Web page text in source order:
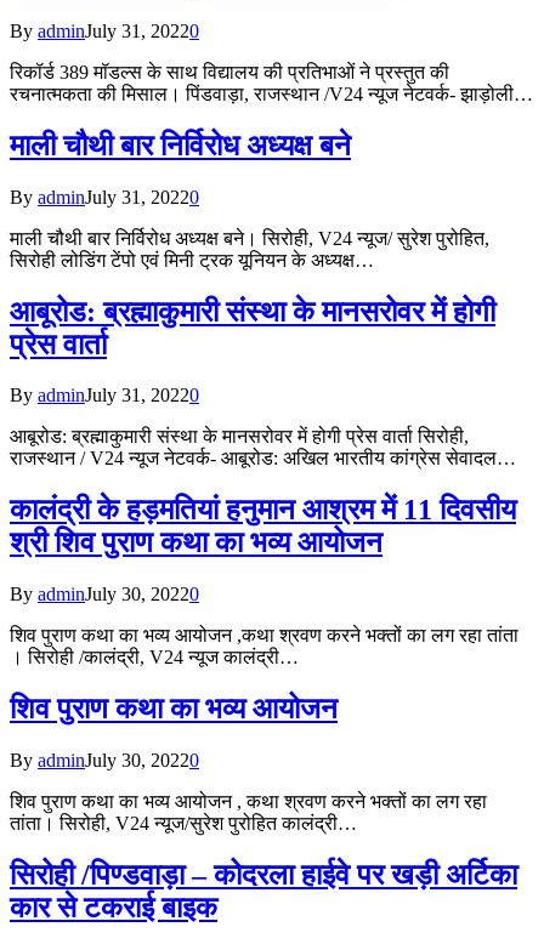
By adminJuly 31, 20220
रिकॉर्ड 389 मॉडल्स के साथ विद्यालय की प्रतिभाओं ने प्रस्तुत की
रचनात्मकता की मिसाल। पिंडवाड़ा, राजस्थान /V24 न्यूज नेटवर्क- झाड़ोली…
माली चौथी बार निर्विरोध अध्यक्ष बने
By adminJuly 31, 20220
माली चौथी बार निर्विरोध अध्यक्ष बने। सिरोही, V24 न्यूज/ सुरेश पुरोहित,
सिरोही लोडिंग टेंपो एवं मिनी ट्रक यूनियन के अध्यक्ष…
आबूरोड: ब्रह्माकुमारी संस्था के मानसरोवर में होगी
प्रेस वार्ता
By adminJuly 31, 20220
आबूरोड: ब्रह्माकुमारी संस्था के मानसरोवर में होगी प्रेस वार्ता सिरोही,
राजस्थान / V24 न्यूज नेटवर्क- आबूरोड: अखिल भारतीय कांग्रेस सेवादल…
कालंद्री के हड़मतियां हनुमान आश्रम में 11 दिवसीय
श्री शिव पुराण कथा का भव्य आयोजन
By adminJuly 30, 20220
शिव पुराण कथा का भव्य आयोजन ,कथा श्रवण करने भक्तों का लग रहा तांता
। सिरोही /कालंद्री, V24 न्यूज कालंद्री…
शिव पुराण कथा का भव्य आयोजन
By adminJuly 30, 20220
शिव पुराण कथा का भव्य आयोजन , कथा श्रवण करने भक्तों का लग रहा
तांता। सिरोही, V24 न्यूज/सुरेश पुरोहित कालंद्री…
सिरोही /पिण्डवाड़ा – कोदरला हाईवे पर खड़ी अर्टिका
कार से टकराई बाइक